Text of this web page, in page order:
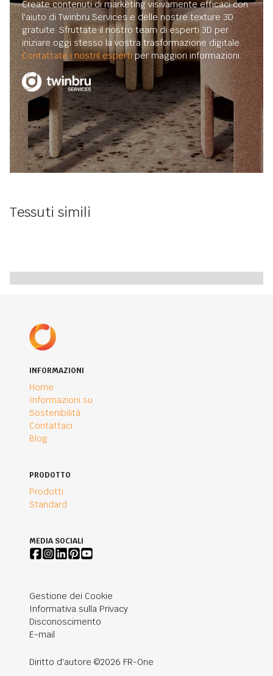
Create contenuti di marketing visivamente efficaci con
l'aiuto di Twinbru Services e delle nostre texture 3D
gratuite. Sfruttate il nostro team di esperti 3D per
iniziare oggi stesso la vostra trasformazione digitale.
Contattate i nostril espertiper maggiori informazioni.
Tessuti simili
INFORMAZIONI
Home
Informazioni su
Sostenibilità
Contattaci
Blog
PRODOTTO
Prodotti
Standard
MEDIA SOCIALI
Gestione dei Cookie
Informativa sulla Privacy
Disconoscimento
E-mail
Diritto d'autore ©2026 FR-One